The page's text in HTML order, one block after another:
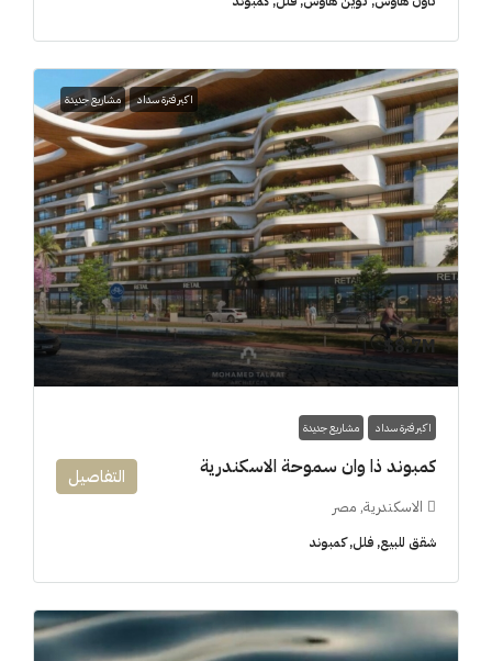
اكبر فترة سداد مشاريع جديدة
8.7M$
اكبر فترة سداد مشاريع جديدة
كمبوند ذا وان سموحة الاسكندرية
الاسكندرية, مصر
شقق للبيع, فلل, كمبوند
التفاصيل